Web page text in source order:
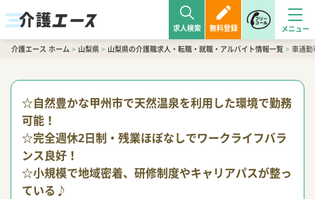
求人検索 無料登録
介護エース ホーム > 山梨県 > 山梨県の介護職求人・転職・就職・アルバイト情報一覧 > 車通
☆自然豊かな甲州市で天然温泉を利用した環境で勤務
可能！
☆完全週休2日制・残業ほぼなしでワークライフバラ
ンス良好！
☆小規模で地域密着、研修制度やキャリアパスが整っ
ている♪